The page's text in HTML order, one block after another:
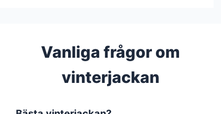
Vanliga frågor om
vinterjackan